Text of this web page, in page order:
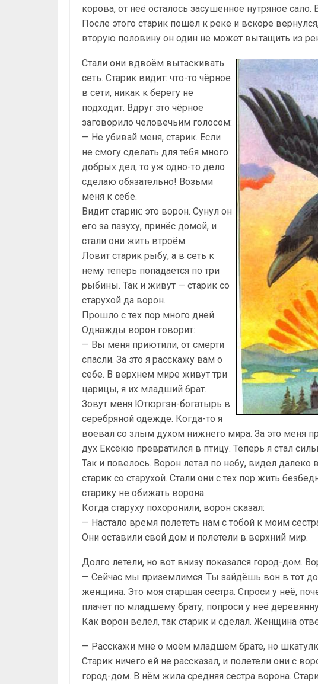
корова, от неё осталось засушенное нутряное
После этого старик пошёл к реке и вскоре
вторую половину он один не может вытащить из
Стали они вдвоём вытаскивать
сеть. Старик видит: что-то чёрное
в сети, никак к берегу не
подходит. Вдруг это чёрное
заговорило человечьим голосом:
— Не убивай меня, старик. Если
не смогу сделать для тебя много
добрых дел, то уж одно-то дело
сделаю обязательно! Возьми
меня к себе.
Видит старик: это ворон. Сунул он
его за пазуху, принёс домой, и
стали они жить втроём.
Ловит старик рыбу, а в сеть к
нему теперь попадается по три
рыбины. Так и живут — старик со
старухой да ворон.
Прошло с тех пор много дней.
Однажды ворон говорит:
— Вы меня приютили, от смерти
спасли. За это я расскажу вам о
себе. В верхнем мире живут три
царицы, я их младший брат.
Зовут меня Ютюргэн-богатырь в
серебряной одежде. Когда-то я
воевал со злым духом нижнего мира. За это меня
дух Ексёкю превратился в птицу. Теперь я стал
Так и повелось. Ворон летал по небу, видел далеко
старик со старухой. Стали они с тех пор жить
старику не обижать ворона.
Когда старуху похоронили, ворон сказал:
— Настало время полететь нам с тобой к моим
Они оставили свой дом и полетели в верхний мир.
Долго летели, но вот внизу показался город-дом.
— Сейчас мы приземлимся. Ты зайдёшь вон в тот
женщина. Это моя старшая сестра. Спроси у неё,
плачет по младшему брату, попроси у неё
Как ворон велел, так старик и сделал. Женщина
— Расскажи мне о моём младшем брате, но
Старик ничего ей не рассказал, и полетели они с
город-дом. В нём жила средняя сестра ворона.